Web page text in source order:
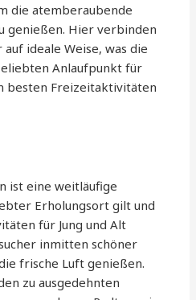
die atemberaubende
genießen. Hier verbinden
ideale Weise, was die
Anlaufpunkt für
besten Freizeitaktivitäten
ist eine weitläufige
Erholungsort gilt und
für Jung und Alt
inmitten schöner
frische Luft genießen.
zu ausgedehnten